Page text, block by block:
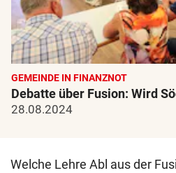
GEMEINDE IN FINANZNOT
Debatte über Fusion: Wird
28.08.2024
Welche Lehre Abl aus der